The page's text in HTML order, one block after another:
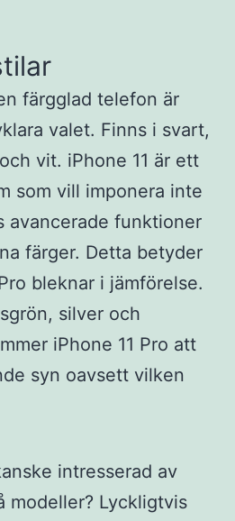
färgglad telefon är
valet. Finns i svart,
vit. iPhone 11 är ett
som vill imponera inte
avancerade funktioner
färger. Detta betyder
bleknar i jämförelse.
silver och
iPhone 11 Pro att
syn oavsett vilken
intresserad av
modeller? Lyckligtvis